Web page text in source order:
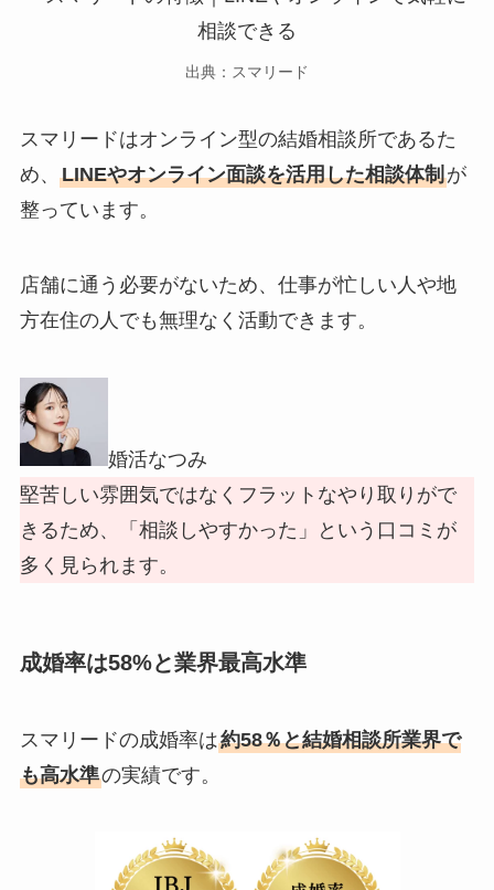
出典：スマリード
スマリードはオンライン型の結婚相談所であるた
め、 LINEやオンライン面談を活用した相談体制が
整っています。
店舗に通う必要がないため、仕事が忙しい人や地
方在住の人でも無理なく活動できます。
婚活なつみ
堅苦しい雰囲気ではなくフラットなやり取りがで
きるため、「相談しやすかった」という口コミが
多く見られます。
成婚率は58%と業界最高水準
スマリードの成婚率は約58％と結婚相談所業界で
も高水準の実績です。